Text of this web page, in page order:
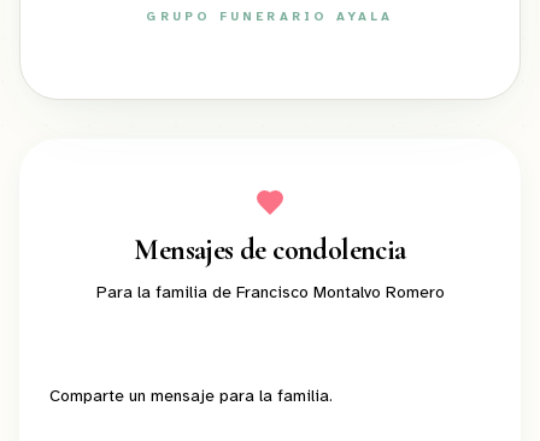
GRUPO FUNERARIO AYALA
Mensajes de condolencia
Para la familia de Francisco Montalvo Romero
Comparte un mensaje para la familia.